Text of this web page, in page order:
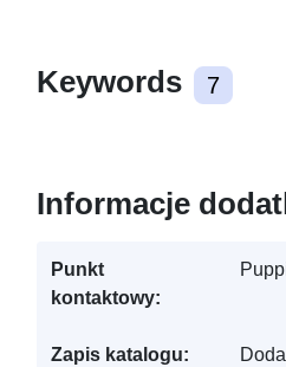
Keywords 7
Informacje
Punkt
kontaktowy:
Zapis katalogu: